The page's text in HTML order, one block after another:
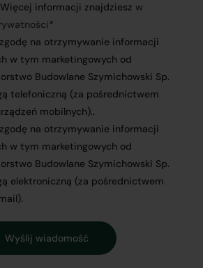
Więcej informacji znajdziesz w
*
na otrzymywanie informacji
w tym marketingowych od
Budowlane Szymichowski Sp.
telefoniczną (za pośrednictwem
mobilnych)..
na otrzymywanie informacji
w tym marketingowych od
Budowlane Szymichowski Sp.
elektroniczną (za pośrednictwem